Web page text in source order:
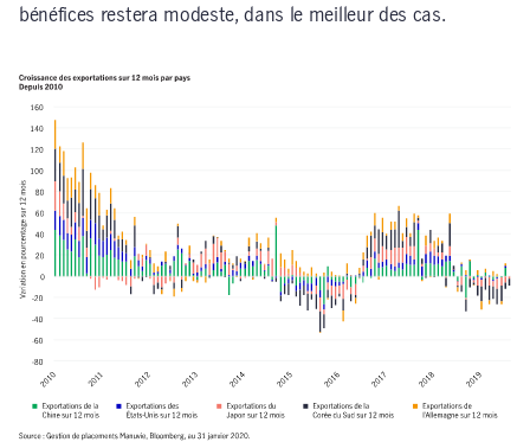
bénéfices restera modeste, dans le meilleur des cas.